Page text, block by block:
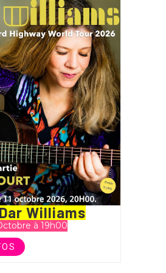
Williams
à 19h00